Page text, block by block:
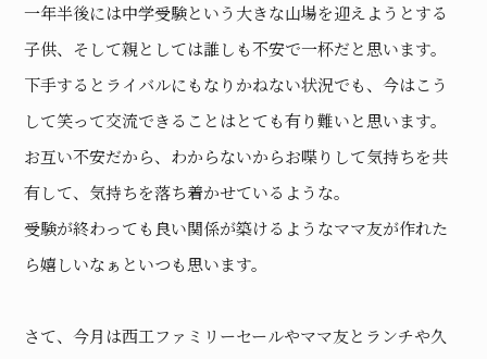
一年半後には中学受験という大きな山場を迎えようとする
子供、そして親としては誰しも不安で一杯だと思います。
下手するとライバルにもなりかねない状況でも、今はこう
して笑って交流できることはとても有り難いと思います。
お互い不安だから、わからないからお喋りして気持ちを共
有して、気持ちを落ち着かせているような。
受験が終わっても良い関係が築けるようなママ友が作れた
ら嬉しいなぁといつも思います。
さて、今月は西工ファミリーセールやママ友とランチや久